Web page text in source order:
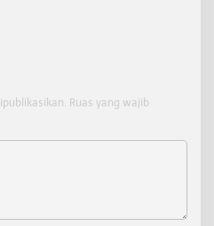
Ruas yang wajib